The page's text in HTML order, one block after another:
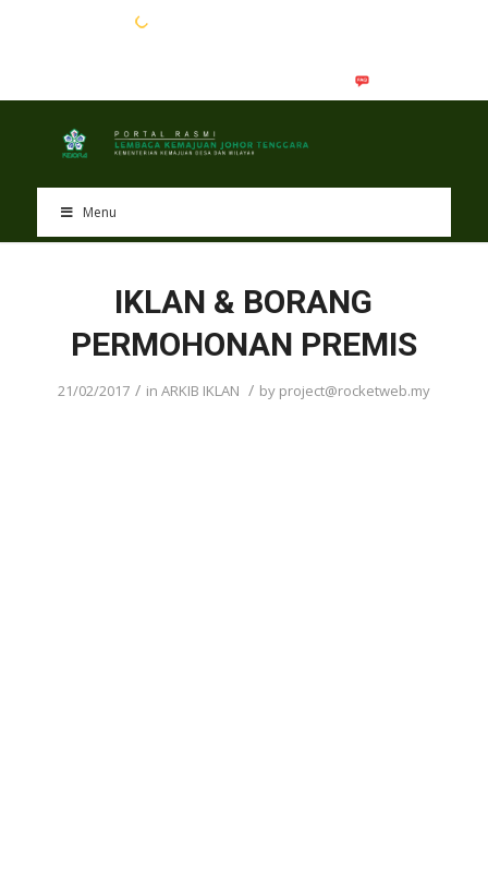
Menu
IKLAN & BORANG
PERMOHONAN PREMIS
21/02/2017 / in ARKIB IKLAN / by project@rocketweb.my